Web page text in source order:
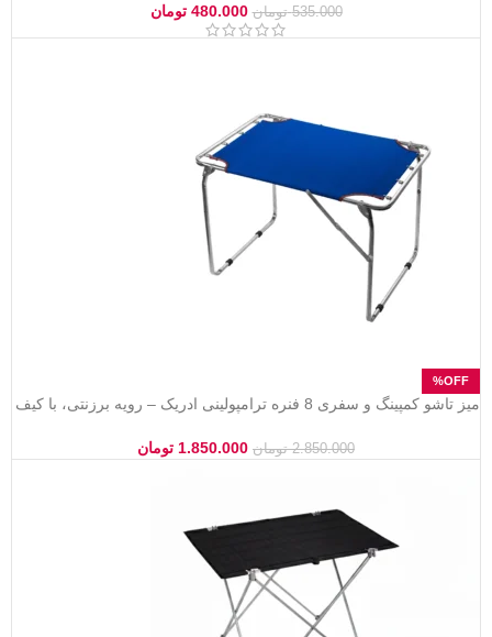
535.000 تومان 480.000 تومان
میز تاشو کمپینگ و سفری 8 فنره ترامپولینی ادریک – رویه برزنتی، با کیف
2.850.000 تومان 1.850.000 تومان